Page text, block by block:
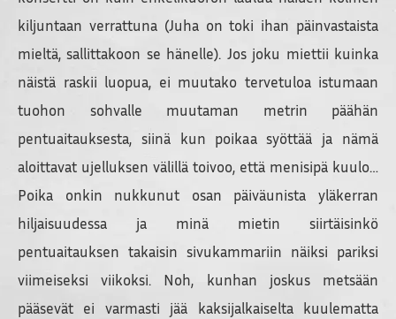
kiljuntaan verrattuna (Juha on toki ihan päinvastaista
mieltä, sallittakoon se hänelle). Jos joku miettii kuinka
näistä raskii luopua, ei muutako tervetuloa istumaan
tuohon sohvalle muutaman metrin päähän
pentuaitauksesta, siinä kun poikaa syöttää ja nämä
aloittavat ujelluksen välillä toivoo, että menisipä kuulo…
Poika onkin nukkunut osan päiväunista yläkerran
hiljaisuudessa ja minä mietin siirtäisinkö
pentuaitauksen takaisin sivukammariin näiksi pariksi
viimeiseksi viikoksi. Noh, kunhan joskus metsään
pääsevät ei varmasti jää kaksijalkaiselta kuulematta